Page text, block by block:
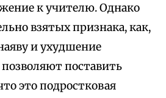
к учителю. Однако
взятых признака, как,
и ухудшение
поставить
это подростковая